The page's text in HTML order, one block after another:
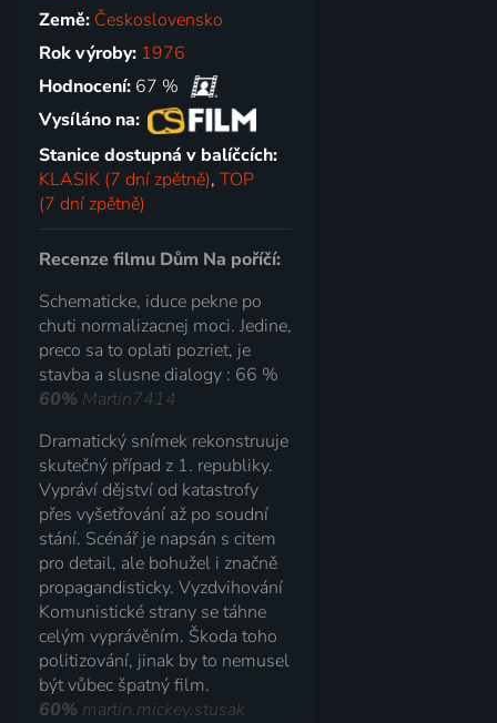
Země: Československo
Rok výroby: 1976
Hodnocení: 67 %
Vysíláno na:
Stanice dostupná v balíčcích:
KLASIK (7 dní zpětně),TOP
(7 dní zpětně)
Recenze filmu Dům Na poříčí:
Schematicke, iduce pekne po
chuti normalizacnej moci. Jedine,
preco sa to oplati pozriet, je
stavba a slusne dialogy : 66 %
60% Martin7414
Dramatický snímek rekonstruuje
skutečný případ z 1. republiky.
Vypráví dějství od katastrofy
přes vyšetřování až po soudní
stání. Scénář je napsán s citem
pro detail, ale bohužel i značně
propagandisticky. Vyzdvihování
Komunistické strany se táhne
celým vyprávěním. Škoda toho
politizování, jinak by to nemusel
být vůbec špatný film.
60% martin.mickey.stusak